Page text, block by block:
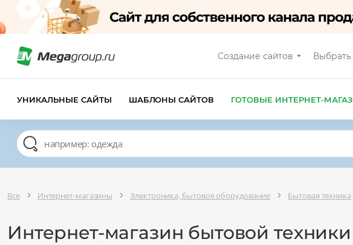
Создание сайтов Выбрать
УНИКАЛЬНЫЕ САЙТЫ ШАБЛОНЫ САЙТОВ ГОТОВЫЕ ИНТЕРНЕТ-
Все Интернет-магазины Электроника, бытовое оборудование Бытовая техника
Интернет-магазин бытовой